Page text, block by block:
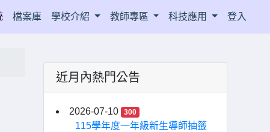
檔案庫 學校介紹 教師專區 科技應用 登入
近月內熱門公告
2026-07-10 300
115學年度一年級新生導師抽籤